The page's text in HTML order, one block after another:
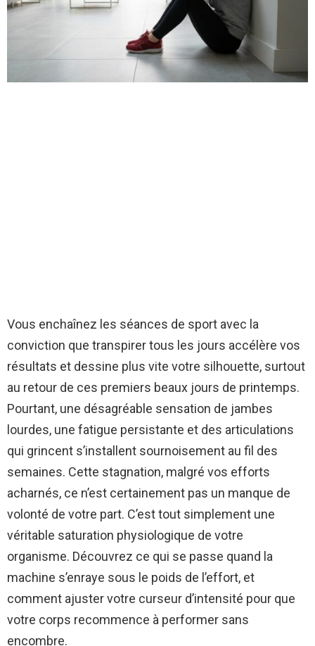
Vous enchaînez les séances de sport avec la
conviction que transpirer tous les jours accélère vos
résultats et dessine plus vite votre silhouette, surtout
au retour de ces premiers beaux jours de printemps.
Pourtant, une désagréable sensation de jambes
lourdes, une fatigue persistante et des articulations
qui grincent s’installent sournoisement au fil des
semaines. Cette stagnation, malgré vos efforts
acharnés, ce n’est certainement pas un manque de
volonté de votre part. C’est tout simplement une
véritable saturation physiologique de votre
organisme. Découvrez ce qui se passe quand la
machine s’enraye sous le poids de l’effort, et
comment ajuster votre curseur d’intensité pour que
votre corps recommence à performer sans
encombre.